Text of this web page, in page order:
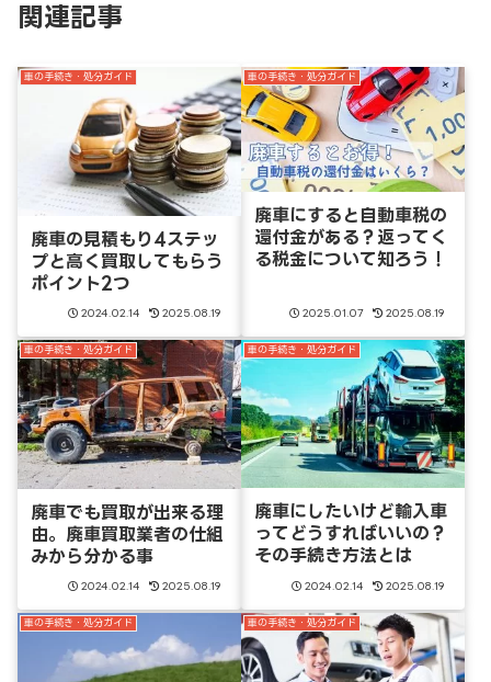
関連記事
車の手続き・処分ガイド
廃車の見積もり4ステッ
プと高く買取してもらう
ポイント2つ
2024.02.14 2025.08.19
車の手続き・処分ガイド
廃車にすると自動車税の
還付金がある？返ってく
る税金について知ろう！
2025.01.07 2025.08.19
車の手続き・処分ガイド
廃車でも買取が出来る理
由。廃車買取業者の仕組
みから分かる事
2024.02.14 2025.08.19
車の手続き・処分ガイド
廃車にしたいけど輸入車
ってどうすればいいの？
その手続き方法とは
2024.02.14 2025.08.19
車の手続き・処分ガイド 車の手続き・処分ガイド